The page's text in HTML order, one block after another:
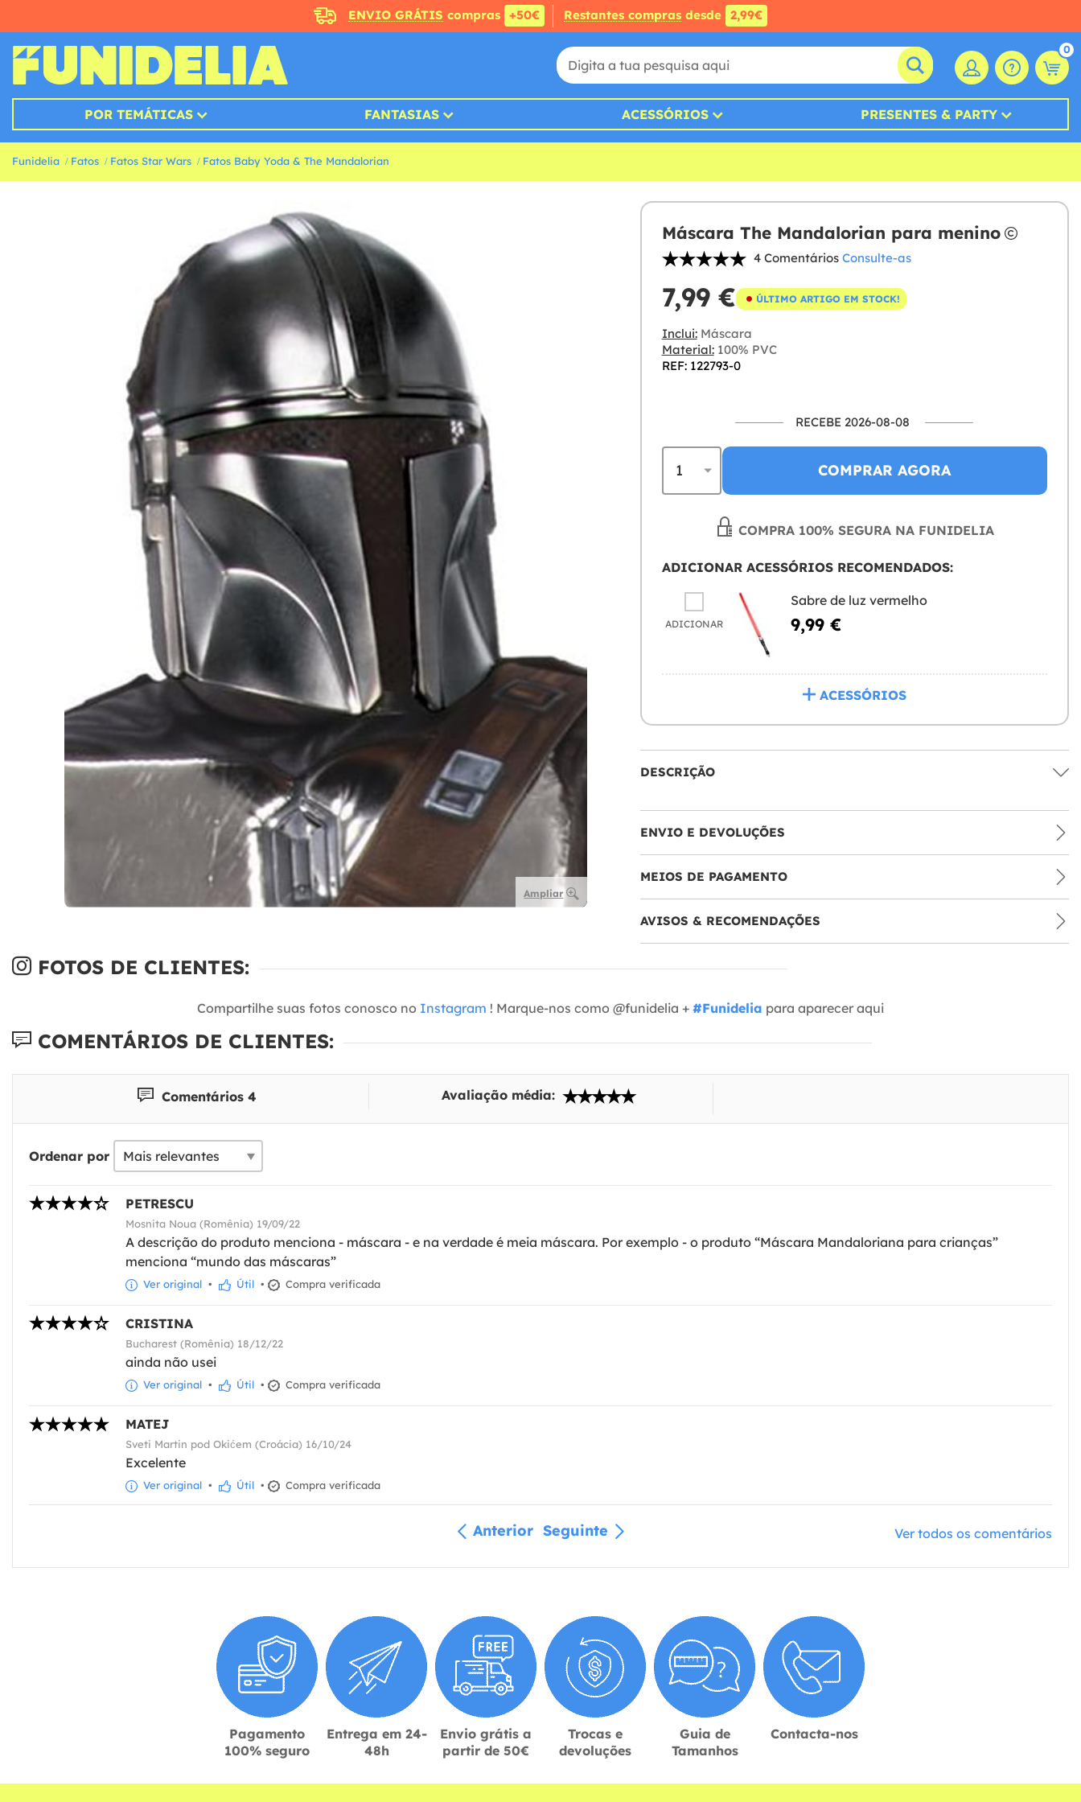
ENVIO GRÁTIS compras +50€ Restantes compras desde 2,99€
0
POR TEMÁTICAS FANTASIAS ACESSÓRIOS PRESENTES & PARTY
Funidelia Fatos Fatos Star Wars Fatos Baby Yoda & The Mandalorian
Ampliar
Máscara The Mandalorian para menino
4 Comentários Consulte-as
7,99 € ÚLTIMO ARTIGO EM STOCK!
Inclui:Máscara
Material:100% PVC
REF: 122793-0
RECEBE 2026-08-08
COMPRAR AGORA
COMPRA 100% SEGURA NA FUNIDELIA
ADICIONAR ACESSÓRIOS RECOMENDADOS:
ADICIONAR
Sabre de luz vermelho
9,99 €
ACESSÓRIOS
DESCRIÇÃO
ENVIO E DEVOLUÇÕES
MEIOS DE PAGAMENTO
AVISOS & RECOMENDAÇÕES
FOTOS DE CLIENTES:
Compartilhe suas fotos conosco no Instagram ! Marque-nos como @funidelia + #Funidelia para aparecer aqui
COMENTÁRIOS DE CLIENTES:
Comentários 4 Avaliação média:
Ordenar por
PETRESCU
Mosnita Noua (Romênia) 19/09/22
A descrição do produto menciona - máscara - e na verdade é meia máscara. Por exemplo - o produto “Máscara Mandaloriana para crianças”
menciona “mundo das máscaras”
Ver original • Útil • Compra verificada
CRISTINA
Bucharest (Romênia) 18/12/22
ainda não usei
Ver original • Útil • Compra verificada
MATEJ
Sveti Martin pod Okićem (Croácia) 16/10/24
Excelente
Ver original • Útil • Compra verificada
Anterior Seguinte Ver todos os comentários
Pagamento
100% seguro
Entrega em 24-
48h
Envio grátis a
partir de 50€
Trocas e
devoluções
Guia de
Tamanhos
Contacta-nos